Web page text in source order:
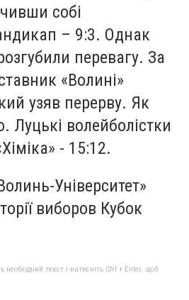
собі
– 9:3. Однак
перевагу. За
«Волині»
узяв перерву. Як
Луцькі волейболістки
- 15:12.
Університет»
виборов Кубок
текст і натисніть Ctrl + Enter, щоб